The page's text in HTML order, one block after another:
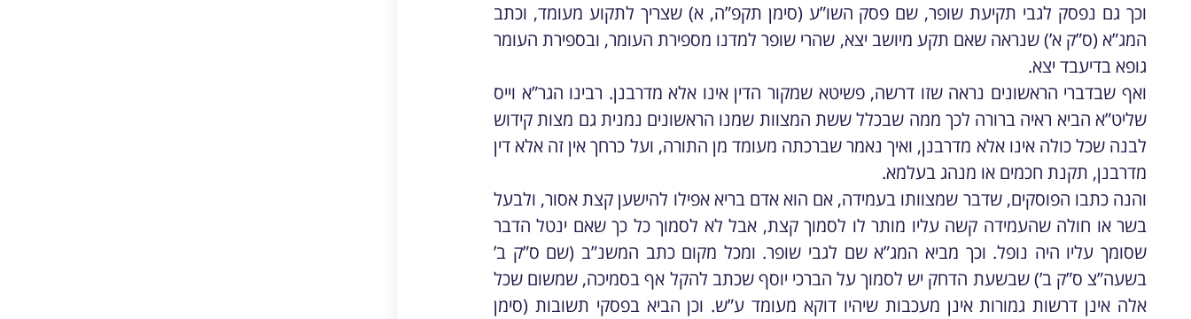
וכך גם נפסק לגבי תקיעת שופר, שם פסק השו”ע (סימן תקפ”ה, א) שצריך לתקוע מעומד, וכתב
המג”א (ס”ק א’) שנראה שאם תקע מיושב יצא, שהרי שופר למדנו מספירת העומר, ובספירת העומר
גופא בדיעבד יצא.
ואף שבדברי הראשונים נראה שזו דרשה, פשיטא שמקור הדין אינו אלא מדרבנן. רבינו הגר”א וייס
שליט”א הביא ראיה ברורה לכך ממה שבכלל ששת המצוות שמנו הראשונים נמנית גם מצות קידוש
לבנה שכל כולה אינו אלא מדרבנן, ואיך נאמר שברכתה מעומד מן התורה, ועל כרחך אין זה אלא דין
מדרבנן, תקנת חכמים או מנהג בעלמא.
והנה כתבו הפוסקים, שדבר שמצוותו בעמידה, אם הוא אדם בריא אפילו להישען קצת אסור, ולבעל
בשר או חולה שהעמידה קשה עליו מותר לו לסמוך קצת, אבל לא לסמוך כל כך שאם ינטל הדבר
שסומך עליו היה נופל. וכך מביא המג”א שם לגבי שופר. ומכל מקום כתב המשנ”ב (שם ס”ק ב’
בשעה”צ ס”ק ב’) שבשעת הדחק יש לסמוך על הברכי יוסף שכתב להקל אף בסמיכה, שמשום שכל
אלה אינן דרשות גמורות אינן מעכבות שיהיו דוקא מעומד ע”ש. וכן הביא בפסקי תשובות (סימן